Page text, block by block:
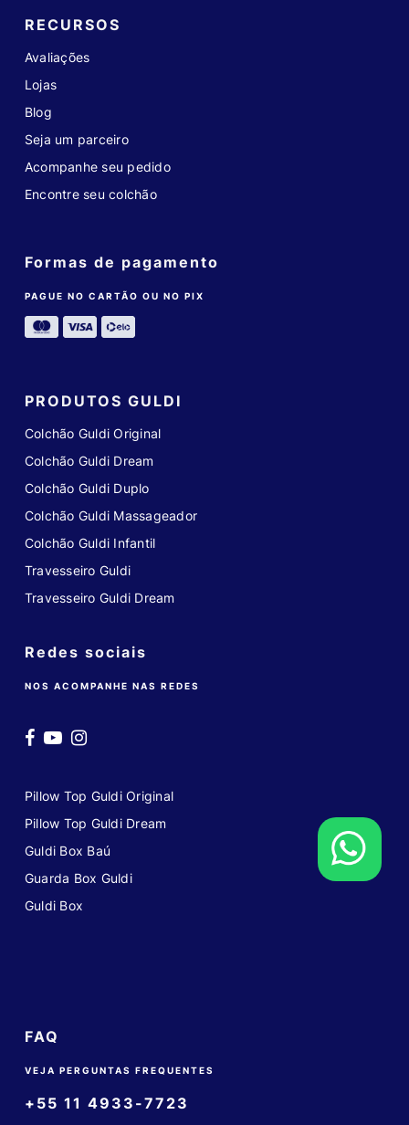
RECURSOS
Avaliações
Lojas
Blog
Seja um parceiro
Acompanhe seu pedido
Encontre seu colchão
Formas de pagamento
PAGUE NO CARTÃO OU NO PIX
PRODUTOS GULDI
Colchão Guldi Original
Colchão Guldi Dream
Colchão Guldi Duplo
Colchão Guldi Massageador
Colchão Guldi Infantil
Travesseiro Guldi
Travesseiro Guldi Dream
Redes sociais
NOS ACOMPANHE NAS REDES
Pillow Top Guldi Original
Pillow Top Guldi Dream
Guldi Box Baú
Guarda Box Guldi
Guldi Box
FAQ
VEJA PERGUNTAS FREQUENTES
+55 11 4933-7723